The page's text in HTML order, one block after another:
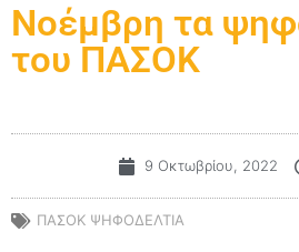
Νοέμβρη τα
του ΠΑΣΟΚ
9 Οκτωβρίου, 2022
ΠΑΣΟΚ ΨΗΦΟΔΕΛΤΙΑ